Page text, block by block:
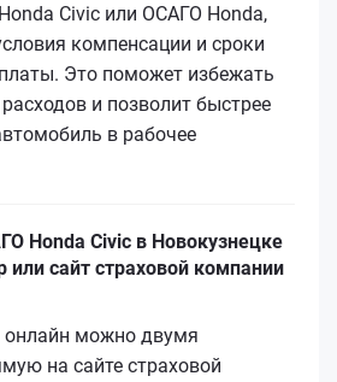
Civic или ОСАГО Honda,
компенсации и сроки
Это поможет избежать
и позволит быстрее
в рабочее
Honda Civic в Новокузнецке
или сайт страховой компании
можно двумя
на сайте страховой